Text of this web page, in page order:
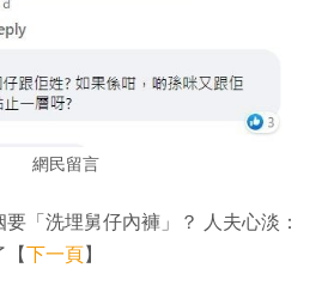
網民留言
要「洗埋舅仔內褲」？ 人夫心淡：
【下一頁】